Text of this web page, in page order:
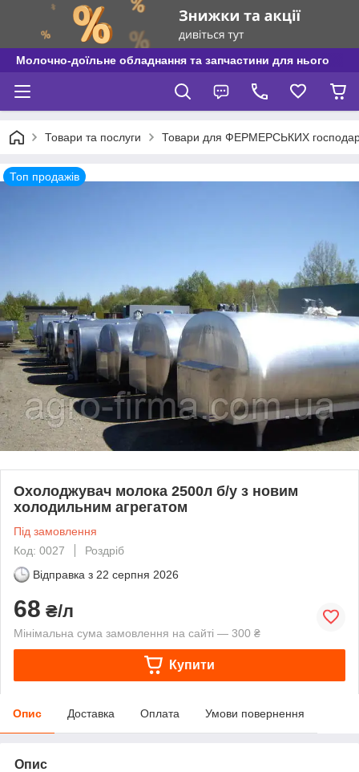
Молочно-доїльне обладнання та запчастини для нього
Товари та послуги Товари для ФЕРМЕРСЬКИХ
Топ продажів
Охолоджувач молока 2500л б/у з новим
холодильним агрегатом
Під замовлення
Код: 0027
Роздріб
Відправка з 22 серпня 2026
68 ₴/л
Мінімальна сума замовлення на сайті — 300 ₴
Купити
Опис Доставка Оплата Умови повернення
Опис